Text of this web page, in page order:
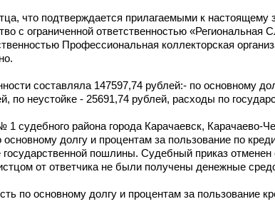
что подтверждается прилагаемыми к
с ограниченной ответственностью
Профессиональная коллекторская
составляла 147597,74 рублей:- по основному
по неустойке - 25691,74 рублей, расходы по
1 судебного района города Карачаевск, Карачаево-
долгу и процентам за пользование по
пошлины. Судебный приказ
от ответчика не были получены денежные
по основному долгу и процентам за пользование